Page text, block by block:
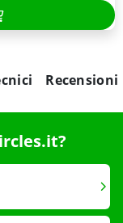
Recensioni